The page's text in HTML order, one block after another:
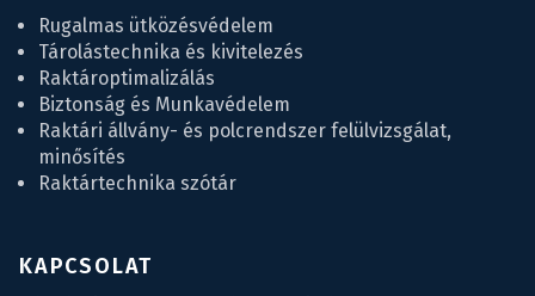
Rugalmas ütközésvédelem
Tárolástechnika és kivitelezés
Raktároptimalizálás
Biztonság és Munkavédelem
Raktári állvány- és polcrendszer felülvizsgálat,
minősítés
Raktártechnika szótár
KAPCSOLAT